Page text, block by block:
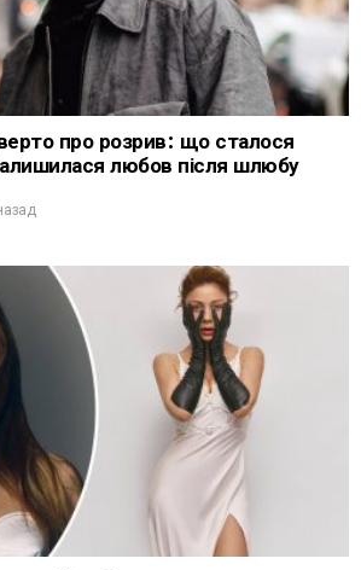
про розрив: що сталося
любов після шлюбу